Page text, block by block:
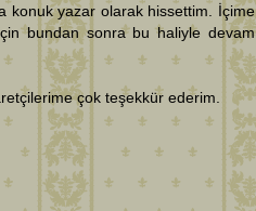
konuk yazar olarak hissettim. İçime
bundan sonra bu haliyle devam
çok teşekkür ederim.